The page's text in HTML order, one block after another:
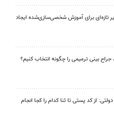
تازه‌ای برای آموزش شخصی‌سازی‌شده ایجاد
بینی ترمیمی را چگونه انتخاب کنیم؟
از کد پستی تا ثنا کدام را کجا انجام